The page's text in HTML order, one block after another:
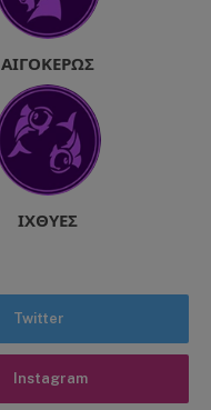
ΑΙΓΌΚΕΡΩΣ
ΙΧΘΎΕΣ
Twitter
Instagram